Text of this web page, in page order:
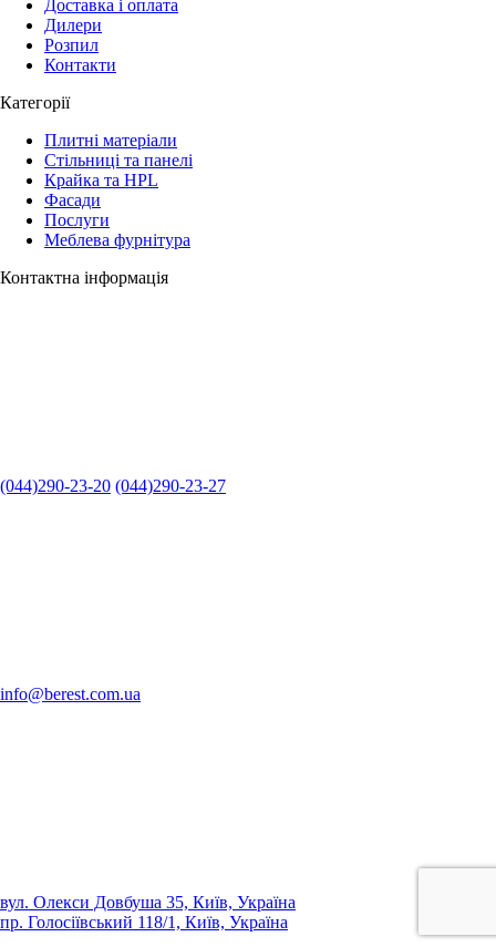
Доставка і оплата
Дилери
Розпил
Контакти
Категорії
Плитні матеріали
Стільниці та панелі
Крайка та HPL
Фасади
Послуги
Меблева фурнітура
Контактна інформація
(044)290-23-20 (044)290-23-27
info@berest.com.ua
вул. Олекси Довбуша 35, Київ, Україна
пр. Голосіївський 118/1, Київ, Україна